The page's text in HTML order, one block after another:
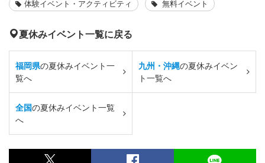
体験イベント・アクティビティ 無料イベント
夏休みイベント一覧に戻る
福岡県の夏休みイベント一
覧へ
九州・沖縄の夏休みイベン
ト一覧へ
全国の夏休みイベント一覧
へ